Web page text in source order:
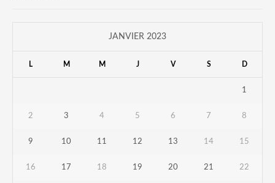
JANVIER 2023
L M M J V S D
1
2 3 4 5 6 7 8
9 10 11 12 13 14 15
16 17 18 19 20 21 22